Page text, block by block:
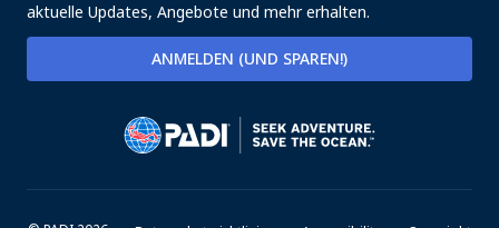
aktuelle Updates, Angebote und mehr erhalten.
ANMELDEN (UND SPAREN!)